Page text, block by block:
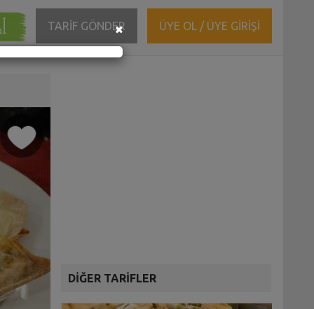
TARİF GÖNDER ÜYE OL / ÜYE GİRİŞİ
DİĞER TARİFLER
×Close